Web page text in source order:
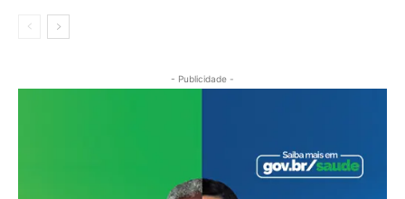
- Publicidade -